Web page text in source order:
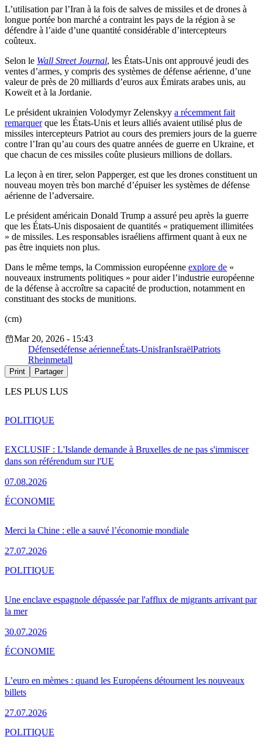
L’utilisation par l’Iran à la fois de salves de missiles et de drones à
longue portée bon marché a contraint les pays de la région à se
défendre à l’aide d’une quantité considérable d’intercepteurs
coûteux.
Selon le Wall Street Journal, les États-Unis ont approuvé jeudi des
ventes d’armes, y compris des systèmes de défense aérienne, d’une
valeur de près de 20 milliards d’euros aux Émirats arabes unis, au
Koweït et à la Jordanie.
Le président ukrainien Volodymyr Zelenskyy a récemment fait
remarquerque les États-Unis et leurs alliés avaient utilisé plus de
missiles intercepteurs Patriot au cours des premiers jours de la guerre
contre l’Iran qu’au cours des quatre années de guerre en Ukraine, et
que chacun de ces missiles coûte plusieurs millions de dollars.
La leçon à en tirer, selon Papperger, est que les drones constituent un
nouveau moyen très bon marché d’épuiser les systèmes de défense
aérienne de l’adversaire.
Le président américain Donald Trump a assuré peu après la guerre
que les États-Unis disposaient de quantités « pratiquement illimitées
» de missiles. Les responsables israéliens affirment quant à eux ne
pas être inquiets non plus.
Dans le même temps, la Commission européenne explore de «
nouveaux instruments politiques » pour aider l’industrie européenne
de la défense à accroître sa capacité de production, notamment en
constituant des stocks de munitions.
(cm)
Mar 20, 2026 - 15:43
Défensedéfense aérienneÉtats-UnisIranIsraëlPatriots
Rheinmetall
Print Partager
LES PLUS LUS
EXCLUSIF : L'Islande demande à Bruxelles de ne pas s'immiscer
dans son référendum sur l'UE
07.08.2026
POLITIQUE
Merci la Chine : elle a sauvé l’économie mondiale
27.07.2026
ÉCONOMIE
Une enclave espagnole dépassée par l'afflux de migrants arrivant par
la mer
30.07.2026
POLITIQUE
L’euro en mèmes : quand les Européens détournent les nouveaux
billets
27.07.2026
ÉCONOMIE
POLITIQUE